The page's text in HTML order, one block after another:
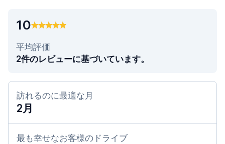
10
平均評価
2件のレビューに基づいています。
訪れるのに最適な月
2月
最も幸せなお客様のドライブ